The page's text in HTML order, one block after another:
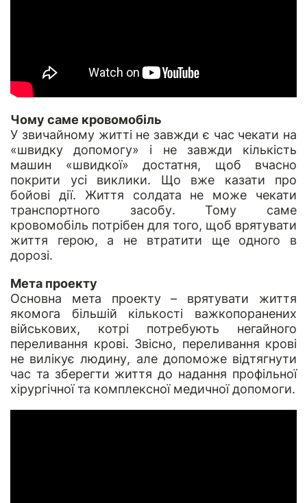
Чому саме кровомобіль
У звичайному житті не завжди є час чекати на
«швидку допомогу» і не завжди кількість
машин «швидкої» достатня, щоб вчасно
покрити усі виклики. Що вже казати про
бойові дії. Життя солдата не може чекати
транспортного засобу. Тому саме
кровомобіль потрібен для того, щоб врятувати
життя герою, а не втратити ще одного в
дорозі.
Мета проекту
Основна мета проекту – врятувати життя
якомога більшій кількості важкопоранених
військових, котрі потребують негайного
переливання крові. Звісно, переливання крові
не вилікує людину, але допоможе відтягнути
час та зберегти життя до надання профільної
хірургічної та комплексної медичної допомоги.